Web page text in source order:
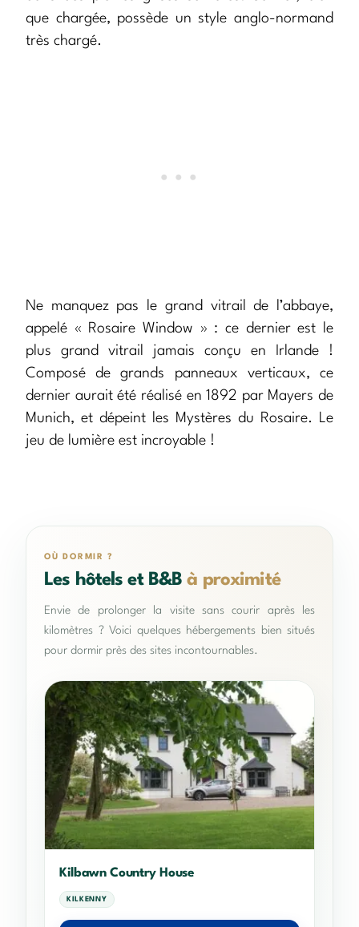
que chargée, possède un style anglo-normand
très chargé.
Ne manquez pas le grand vitrail de l’abbaye,
appelé « Rosaire Window » : ce dernier est le
plus grand vitrail jamais conçu en Irlande !
Composé de grands panneaux verticaux, ce
dernier aurait été réalisé en 1892 par Mayers de
Munich, et ​​dépeint les Mystères du Rosaire. Le
jeu de lumière est incroyable !
OÙ DORMIR ?
Les hôtels et B&Bà proximité
Envie de prolonger la visite sans courir après les
kilomètres ? Voici quelques hébergements bien situés
pour dormir près des sites incontournables.
Kilbawn Country House
KILKENNY